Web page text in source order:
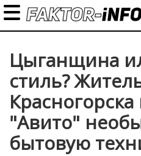
Цыганщина
стиль?
"Авито"
бытовую